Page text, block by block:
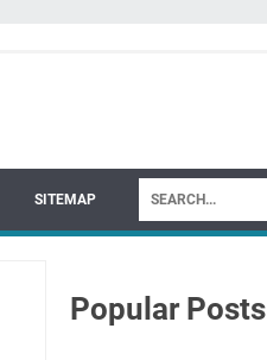
SITEMAP
Popular Posts